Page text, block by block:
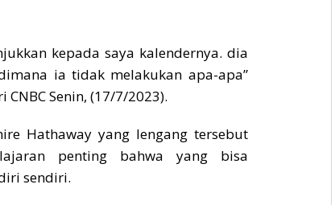
kepada saya kalendernya. dia
ia tidak melakukan apa-apa”
CNBCSenin, (17/7/2023).
Hathaway yang lengang tersebut
penting bahwa yang bisa
sendiri.